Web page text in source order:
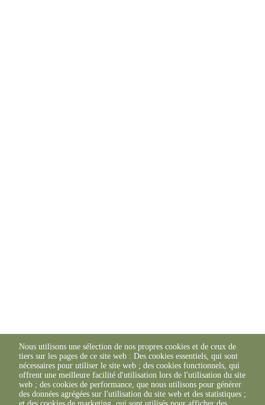
Nous utilisons une sélection de nos propres cookies et de ceux de
tiers sur les pages de ce site web : Des cookies essentiels, qui sont
nécessaires pour utiliser le site web ; des cookies fonctionnels, qui
offrent une meilleure facilité d'utilisation lors de l'utilisation du site
web ; des cookies de performance, que nous utilisons pour générer
des données agrégées sur l'utilisation du site web et des statistiques ;